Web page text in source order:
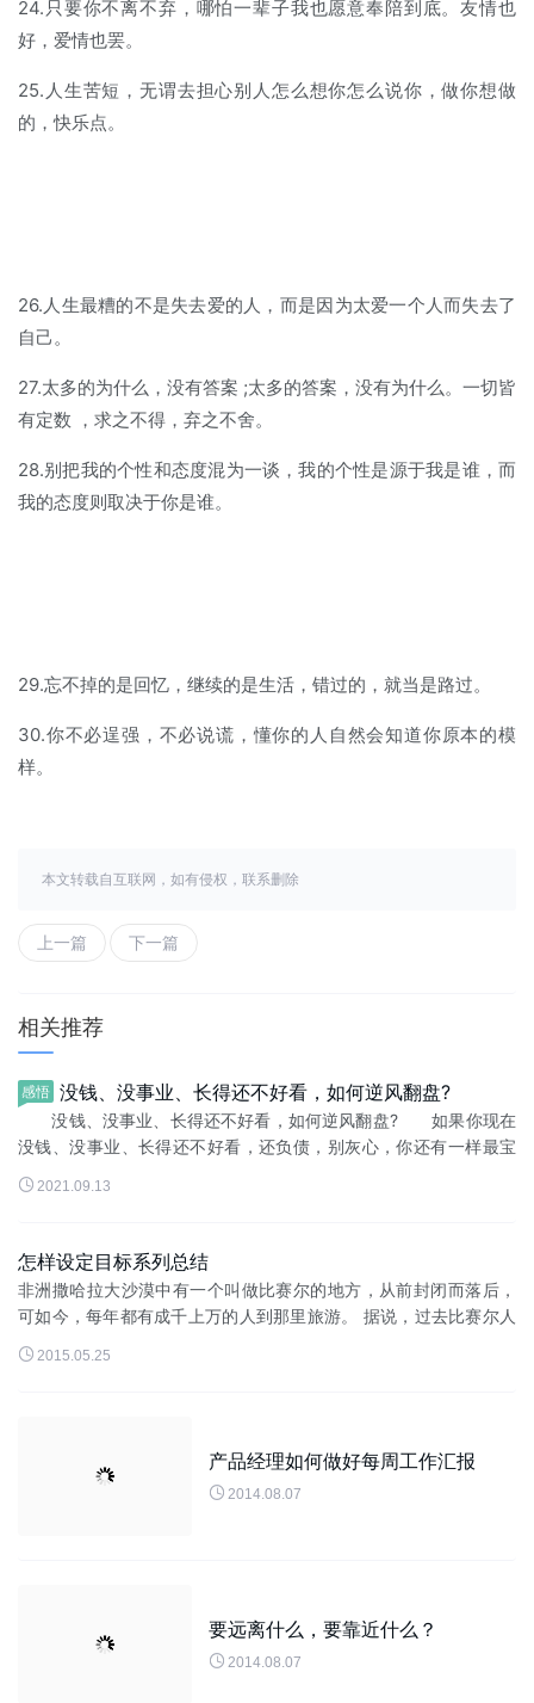
24.只要你不离不弃，哪怕一辈子我也愿意奉陪到底。友情也
好，爱情也罢。
25.人生苦短，无谓去担心别人怎么想你怎么说你，做你想做
的，快乐点。
26.人生最糟的不是失去爱的人，而是因为太爱一个人而失去了
自己。
27.太多的为什么，没有答案 ;太多的答案，没有为什么。一切皆
有定数 ，求之不得，弃之不舍。
28.别把我的个性和态度混为一谈，我的个性是源于我是谁，而
我的态度则取决于你是谁。
29.忘不掉的是回忆，继续的是生活，错过的，就当是路过。
30.你不必逞强，不必说谎，懂你的人自然会知道你原本的模
样。
本文转载自互联网，如有侵权，联系删除
上一篇 下一篇
相关推荐
感悟 没钱、没事业、长得还不好看，如何逆风翻盘?
没钱、没事业、长得还不好看，如何逆风翻盘? 如果你现在
没钱、没事业、长得还不好看，还负债，别灰心，你还有一样最宝
贵的东西可以用来逆风翻盘。 现在就把这大佬们都用过的翻身
秘籍分享给你：四步，只需...
 2021.09.13
怎样设定目标系列总结
非洲撒哈拉大沙漠中有一个叫做比赛尔的地方，从前封闭而落后，
可如今，每年都有成千上万的人到那里旅游。 据说，过去比赛尔人
从来没有离开过这块贫瘠的土地，不是他们不愿意离开，而是尝试
过很多次都没有走出...
 2015.05.25
产品经理如何做好每周工作汇报
 2014.08.07
要远离什么，要靠近什么？
 2014.08.07